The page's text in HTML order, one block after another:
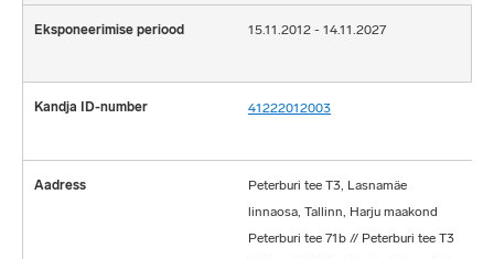
15.11.2012 - 14.11.2027
41222012003
Peterburi tee T3, Lasnamäe
linnaosa, Tallinn, Harju maakond
Peterburi tee 71b // Peterburi tee T3